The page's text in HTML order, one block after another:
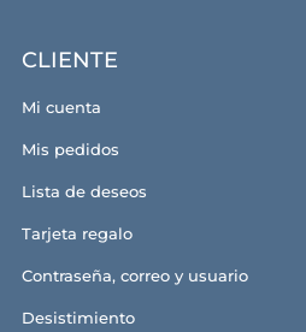
CLIENTE
Mi cuenta
Mis pedidos
Lista de deseos
Tarjeta regalo
Contraseña, correo y usuario
Desistimiento